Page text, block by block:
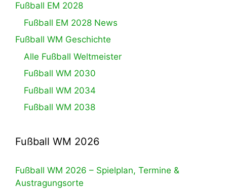
Fußball EM 2028
Fußball EM 2028 News
Fußball WM Geschichte
Alle Fußball Weltmeister
Fußball WM 2030
Fußball WM 2034
Fußball WM 2038
Fußball WM 2026
Fußball WM 2026 – Spielplan, Termine &
Austragungsorte